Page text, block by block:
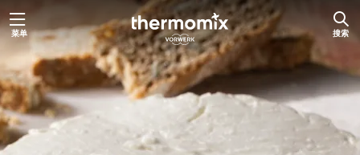
跳
内
容
菜单 搜索